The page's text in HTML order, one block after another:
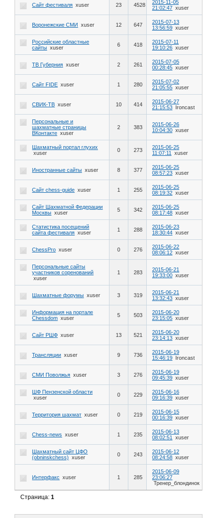
Сайт фестиваля xuser 23 4528
2015-11-05
21:02:47 xuser
Воронежские СМИ xuser 12 647
2015-07-13
13:56:59 xuser
Российские областные
сайты xuser 6 418
2015-07-11
19:10:26 xuser
ТВ Губерния xuser 2 261
2015-07-05
00:28:45 xuser
Сайт FIDE xuser 1 280
2015-07-02
21:05:55 xuser
СВИК-ТВ xuser 10 414
2015-06-27
21:15:53
Ironcast
Персональные и
шахматные страницы
ВКонтакте xuser
2 383
2015-06-26
10:04:30 xuser
Шахматный портал глухих
xuser
0 273
2015-06-25
11:07:11
xuser
Иностранные сайты xuser 8 377
2015-06-25
08:57:23 xuser
Сайт chess-guide xuser 1 255
2015-06-25
08:19:32 xuser
Сайт Шахматной Федерации
Москвы xuser 5 342
2015-06-25
08:17:48 xuser
Статистика посещений
сайта фестиваля xuser 1 288
2015-06-23
18:30:44 xuser
ChessPro xuser 0 276
2015-06-22
08:06:12 xuser
Персональные сайты
участников соренований
xuser
1 283
2015-06-21
19:33:00 xuser
Шахматные форумы xuser 3 319
2015-06-21
13:32:43 xuser
Информация на портале
Chessdom xuser 5 503
2015-06-20
23:15:05 xuser
Сайт РШФ xuser 13 521
2015-06-20
23:14:13 xuser
Трансляции xuser 9 736
2015-06-19
15:46:19
Ironcast
СМИ Поволжья xuser 3 276
2015-06-19
09:45:39 xuser
ШФ Пензенской области
xuser
0 229
2015-06-16
09:16:39 xuser
Территория шахмат xuser 0 219
2015-06-15
00:16:39 xuser
Chess-news xuser 1 235
2015-06-13
08:02:51
xuser
Шахматный сайт ЦФО
(obninskchess)
xuser 0 243
2015-06-12
08:24:58 xuser
Интерфакс xuser 1 285
2015-06-09
23:06:27
Тренер_блондинок
Страница:1